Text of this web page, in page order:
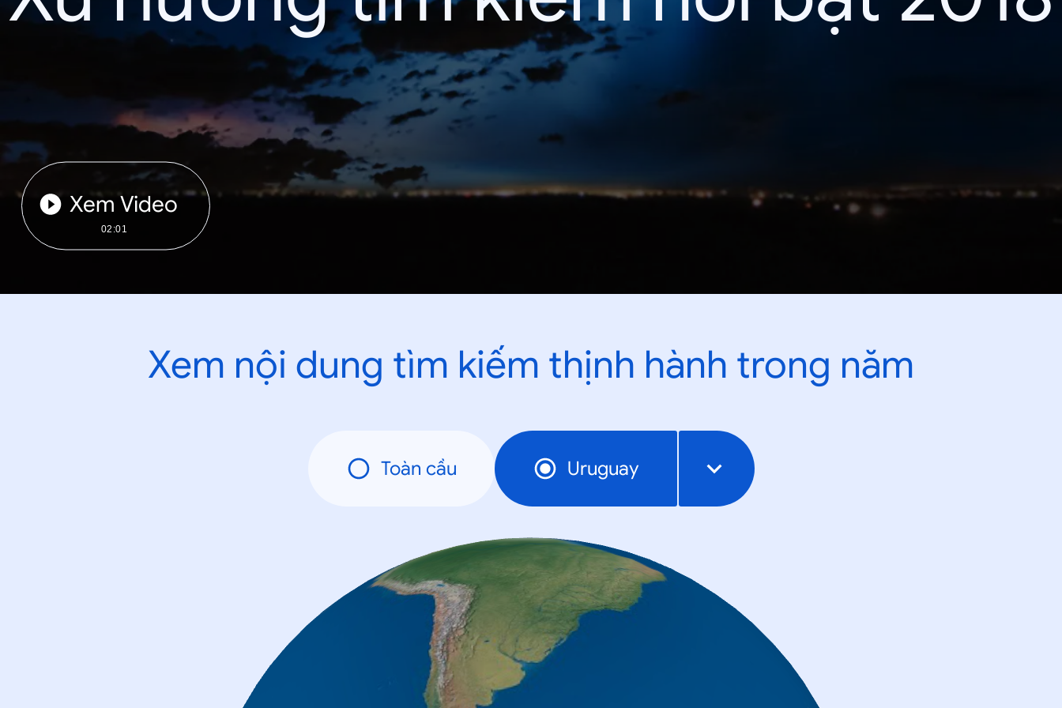
Xem Video
02:01
Xem nội dung tìm kiếm thịnh hành trong năm
Toàn cầu Uruguay